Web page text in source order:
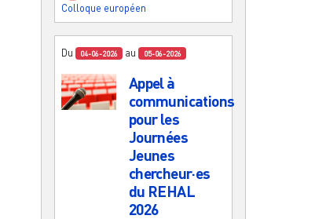
Colloque européen
Du 04-06-2026 au 05-06-2026
Appel à
communications
pour les
Journées
Jeunes
chercheur·es
du REHAL
2026